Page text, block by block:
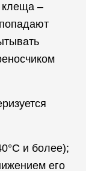
клеща –
и более);
его